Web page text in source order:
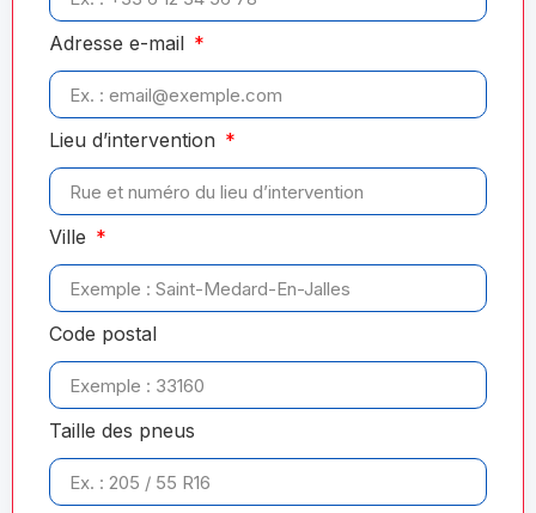
Adresse e-mail
Lieu d’intervention
Ville
Code postal
Taille des pneus